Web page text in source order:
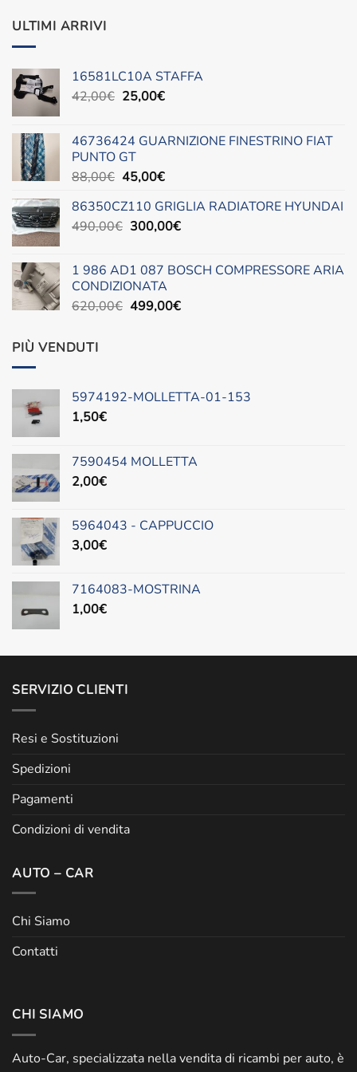
ULTIMI ARRIVI
16581LC10A STAFFA
42,00€ Il
era:
42,00€.
25,00€Il
è:
46736424 GUARNIZIONE FINESTRINO FIAT
PUNTO GT
88,00€ Il
originale
era:
45,00€Il
attuale
è:
86350CZ110 GRIGLIA RADIATORE HYUNDAI
490,00€ Il
era:
490,00€.
300,00€Il
è:
1 986 AD1 087 BOSCH COMPRESSORE ARIA
CONDIZIONATA
620,00€ Il
499,00€Il
PIÙ VENDUTI
5974192-MOLLETTA-01-153
1,50€
7590454 MOLLETTA
2,00€
5964043 - CAPPUCCIO
3,00€
7164083-MOSTRINA
1,00€
SERVIZIO CLIENTI
Resi e Sostituzioni
Spedizioni
Pagamenti
Condizioni di vendita
AUTO – CAR
Chi Siamo
Contatti
CHI SIAMO
Auto-Car, specializzata nella vendita di ricambi per auto, è